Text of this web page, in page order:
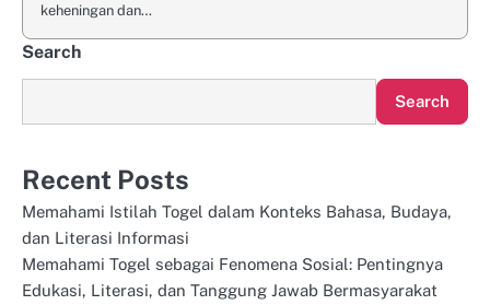
keheningan dan…
Search
Search
Recent Posts
Memahami Istilah Togel dalam Konteks Bahasa, Budaya,
dan Literasi Informasi
Memahami Togel sebagai Fenomena Sosial: Pentingnya
Edukasi, Literasi, dan Tanggung Jawab Bermasyarakat